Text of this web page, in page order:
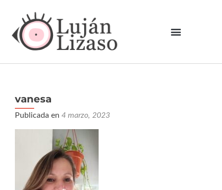
vanesa
Publicada en 4 marzo, 2023